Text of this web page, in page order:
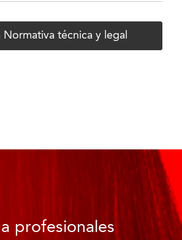
Normativa técnica y legal
profesionales